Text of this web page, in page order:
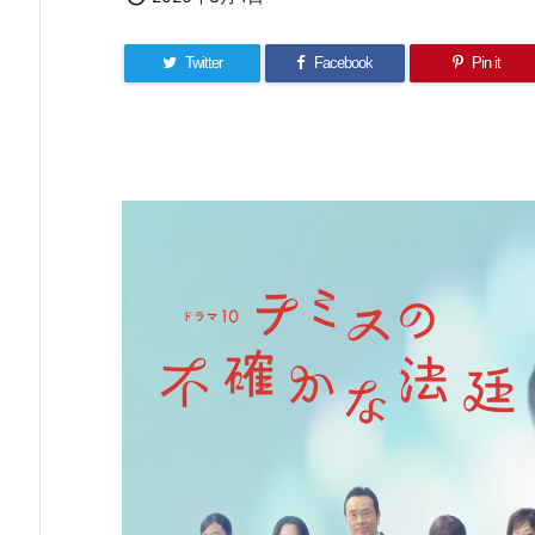
Twitter Facebook Pin it